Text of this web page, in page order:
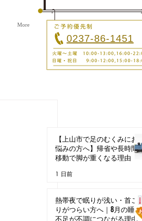
More
0237-86-1451
【上山市で足のむくみにお
悩みの方へ】帰省や長時間
移動で脚が重くなる理由
1 日前
熱帯夜で眠りが浅い・首こ
りがつらい方へ｜8月の睡眠
不足が不調につながる理由